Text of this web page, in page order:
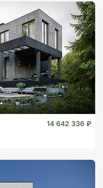
14 642 336 ₽